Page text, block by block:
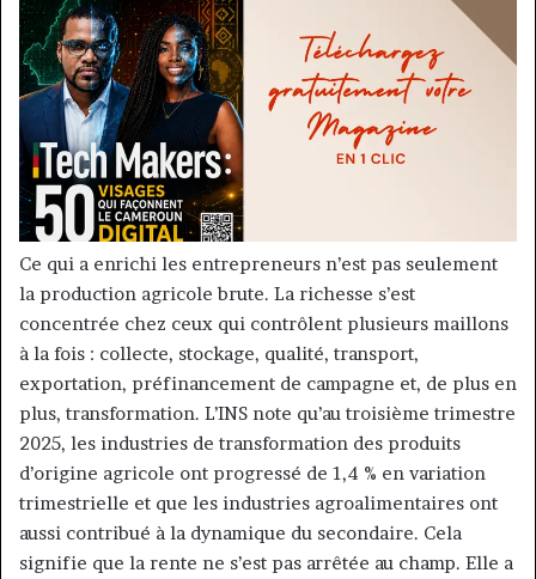
Ce qui a enrichi les entrepreneurs n’est pas seulement
la production agricole brute. La richesse s’est
concentrée chez ceux qui contrôlent plusieurs maillons
à la fois : collecte, stockage, qualité, transport,
exportation, préfinancement de campagne et, de plus en
plus, transformation. L’INS note qu’au troisième trimestre
2025, les industries de transformation des produits
d’origine agricole ont progressé de 1,4 % en variation
trimestrielle et que les industries agroalimentaires ont
aussi contribué à la dynamique du secondaire. Cela
signifie que la rente ne s’est pas arrêtée au champ. Elle a